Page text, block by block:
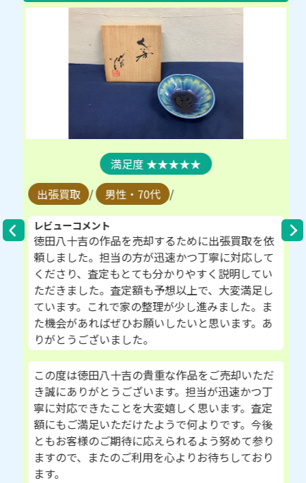
★★★★★
出張買取 / 男性・70代 /
レビューコメント
徳田八十吉の作品を売却するために出張買取を依
頼しました。担当の方が迅速かつ丁寧に対応して
くださり、査定もとても分かりやすく説明してい
ただきました。査定額も予想以上で、大変満足し
ています。これで家の整理が少し進みました。ま
た機会があればぜひお願いしたいと思います。あ
りがとうございました。
この度は徳田八十吉の貴重な作品をご売却いただ
き誠にありがとうございます。担当が迅速かつ丁
寧に対応できたことを大変嬉しく思います。査定
額にもご満足いただけたようで何よりです。今後
ともお客様のご期待に応えられるよう努めて参り
ますので、またのご利用を心よりお待ちしており
ます。